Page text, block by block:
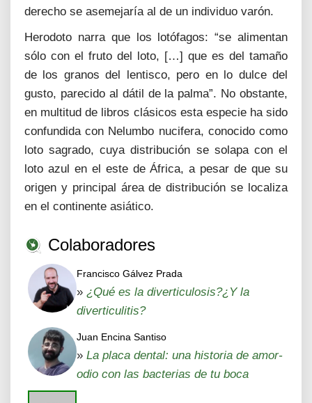
derecho se asemejaría al de un individuo varón.
Herodoto narra que los lotófagos: “se alimentan
sólo con el fruto del loto, […] que es del tamaño
de los granos del lentisco, pero en lo dulce del
gusto, parecido al dátil de la palma”. No obstante,
en multitud de libros clásicos esta especie ha sido
confundida con Nelumbo nucifera, conocido como
loto sagrado, cuya distribución se solapa con el
loto azul en el este de África, a pesar de que su
origen y principal área de distribución se localiza
en el continente asiático.
Colaboradores
Francisco Gálvez Prada
» ¿Qué es la diverticulosis?¿Y la
diverticulitis?
Juan Encina Santiso
» La placa dental: una historia de amor-
odio con las bacterias de tu boca